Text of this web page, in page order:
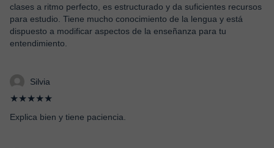
clases a ritmo perfecto, es estructurado y da suficientes recursos
para estudio. Tiene mucho conocimiento de la lengua y está
dispuesto a modificar aspectos de la enseñanza para tu
entendimiento.
Silvia
★★★★★
Explica bien y tiene paciencia.